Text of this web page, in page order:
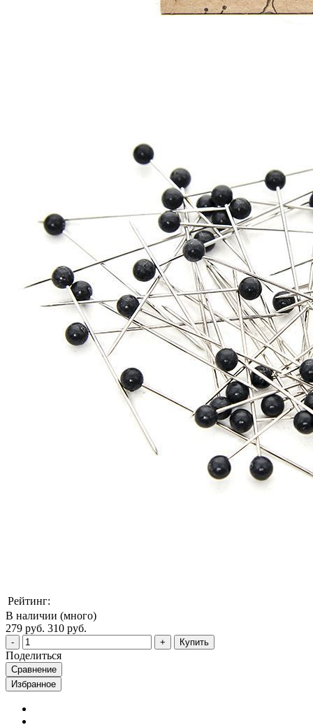
Рейтинг:
В наличии (много)
279 руб. 310 руб.
Купить
Поделиться
Сравнение
Избранное